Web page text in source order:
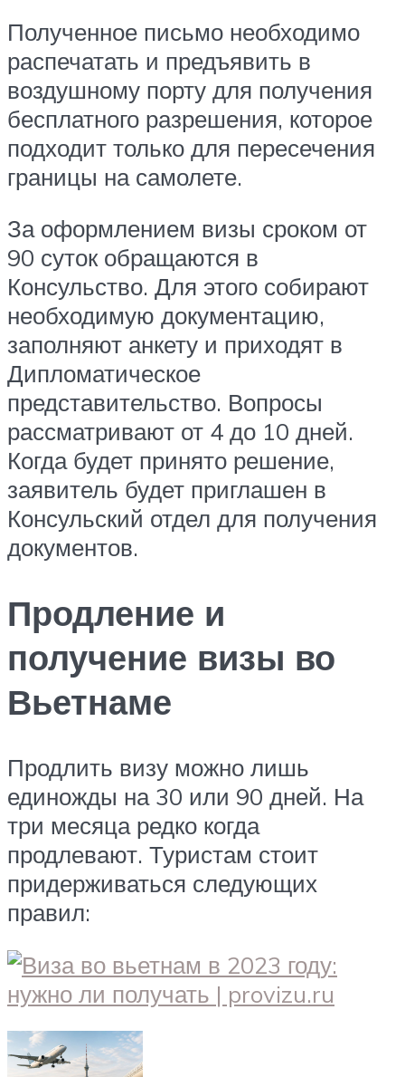
Полученное письмо необходимо
распечатать и предъявить в
воздушному порту для получения
бесплатного разрешения, которое
подходит только для пересечения
границы на самолете.
За оформлением визы сроком от
90 суток обращаются в
Консульство. Для этого собирают
необходимую документацию,
заполняют анкету и приходят в
Дипломатическое
представительство. Вопросы
рассматривают от 4 до 10 дней.
Когда будет принято решение,
заявитель будет приглашен в
Консульский отдел для получения
документов.
Продление и
получение визы во
Вьетнаме
Продлить визу можно лишь
единожды на 30 или 90 дней. На
три месяца редко когда
продлевают. Туристам стоит
придерживаться следующих
правил: